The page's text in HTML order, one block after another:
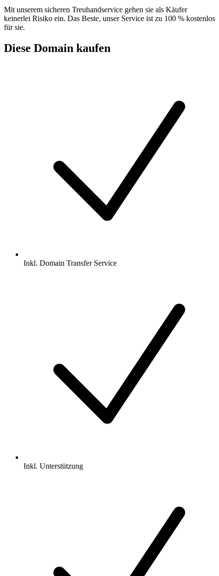
Mit unserem sicheren Treuhandservice gehen sie als Käufer
keinerlei Risiko ein. Das Beste, unser Service ist zu 100 % kostenlos
für sie.
Diese Domain kaufen
Inkl. Domain Transfer Service
Inkl. Unterstützung